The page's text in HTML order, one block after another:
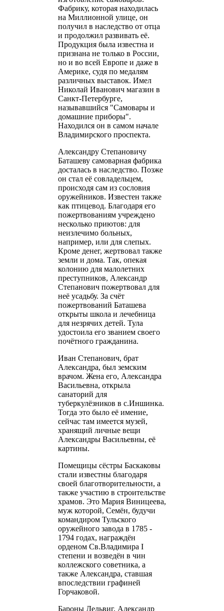
Фабрику, которая находилась
на Миллионной улице, он
получил в наследство от отца
и продолжил развивать её.
Продукция была известна и
признана не только в России,
но и во всей Европе и даже в
Америке, судя по медалям
различных выставок. Имел
Николай Иванович магазин в
Санкт-Петербурге,
называвшийся "Самовары и
домашние приборы".
Находился он в самом начале
Владимирского проспекта.
Александру Степановичу
Баташеву самоварная фабрика
досталась в наследство. Позже
он стал её совладельцем,
происходя сам из сословия
оружейников. Известен также
как птицевод. Благодаря его
пожертвованиям учреждено
несколько приютов: для
неизлечимо больных,
например, или для слепых.
Кроме денег, жертвовал также
земли и дома. Так, опекая
колонию для малолетних
преступников, Александр
Степанович пожертвовал для
неё усадьбу. За счёт
пожертвований Баташева
открыты школа и лечебница
для незрячих детей. Тула
удостоила его званием своего
почётного гражданина.
Иван Степанович, брат
Александра, был земским
врачом. Жена его, Александра
Васильевна, открыла
санаторий для
туберкулёзников в с.Иншинка.
Тогда это было её имение,
сейчас там имеется музей,
хранящий личные вещи
Александры Васильевны, её
картины.
Помещицы сёстры Баскаковы
стали известны благодаря
своей благотворительности, а
также участию в строительстве
храмов. Это Мария Виницеева,
муж которой, Семён, будучи
командиром Тульского
оружейного завода в 1785 -
1794 годах, награждён
орденом Св.Владимира I
степени и возведён в чин
коллежского советника, а
также Александра, ставшая
впоследствии графиней
Горчаковой.
Бароны Дельвиг, Александр